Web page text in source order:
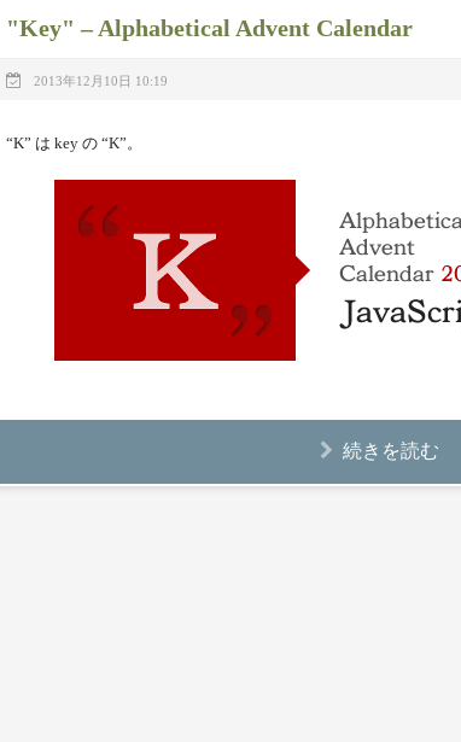
"Key" – Alphabetical Advent Calendar
2013年12月10日 10:19
“K” は key の “K”。
続きを読む